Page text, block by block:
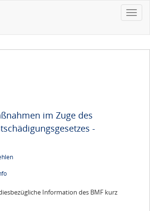
Toggle
im Zuge des
-
Information des BMF kurz